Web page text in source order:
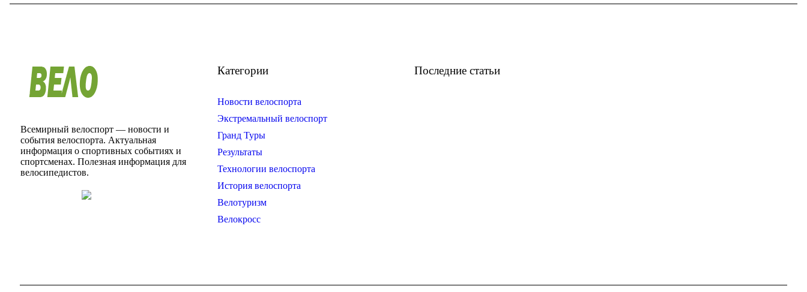
Всемирный велоспорт — новости и
события велоспорта. Актуальная
информация о спортивных событиях и
спортсменах. Полезная информация для
велосипедистов.
Категории
Новости велоспорта
Экстремальный велоспорт
Гранд Туры
Результаты
Технологии велоспорта
История велоспорта
Велотуризм
Велокросс
Последние статьи